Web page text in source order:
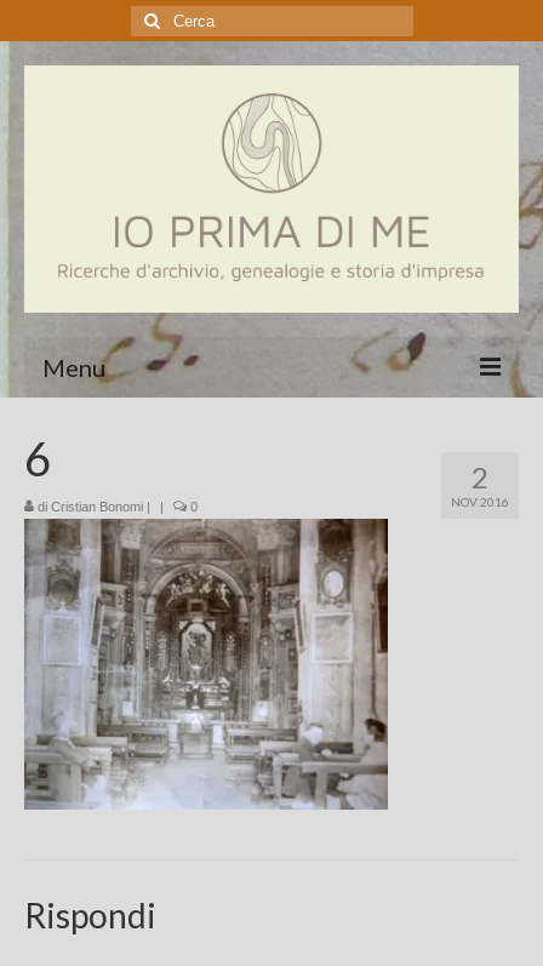
Cerca:
Menu
Aziende
Chi sono
FAQ
Contatti
2
NOV 2016
6
di Cristian Bonomi | | 0
Rispondi